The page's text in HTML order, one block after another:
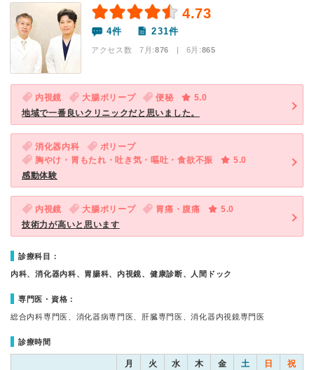
4.73
4件 231件
アクセス数 7月:876 | 6月:865
内視鏡 大腸ポリープ 便秘
5.0
地域で一番良いクリニックだと思いました。
消化器内科
ポリープ
胸やけ・胃もたれ・吐き気・嘔吐・食欲不振
5.0
感動体験
内視鏡 大腸ポリープ 胃痛・腹痛
5.0
技術力が高いと思います
診療科目：
内科、消化器内科、胃腸科、内視鏡、健康診断、人間ドック
専門医・資格：
総合内科専門医、消化器病専門医、肝臓専門医、消化器内視鏡専門医
診療時間
月 火 水 木 金 土 日 祝